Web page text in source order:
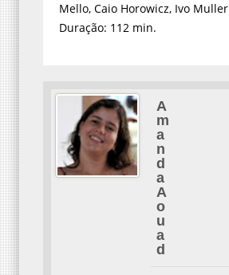
Mello, Caio Horowicz, Ivo Muller
Duração: 112 min.
A
m
a
n
d
a
A
o
u
a
d